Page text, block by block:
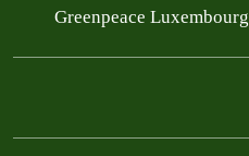
Greenpeace Luxembourg